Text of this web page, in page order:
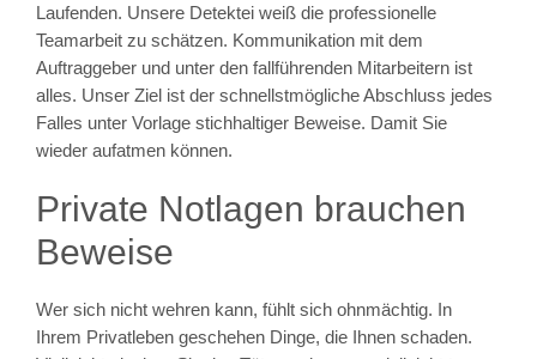
Laufenden. Unsere Detektei weiß die professionelle
Teamarbeit zu schätzen. Kommunikation mit dem
Auftraggeber und unter den fallführenden Mitarbeitern ist
alles. Unser Ziel ist der schnellstmögliche Abschluss jedes
Falles unter Vorlage stichhaltiger Beweise. Damit Sie
wieder aufatmen können.
Private Notlagen brauchen
Beweise
Wer sich nicht wehren kann, fühlt sich ohnmächtig. In
Ihrem Privatleben geschehen Dinge, die Ihnen schaden.